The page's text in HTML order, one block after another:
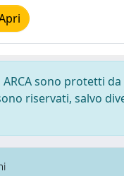
sono protetti
riservati, salvo